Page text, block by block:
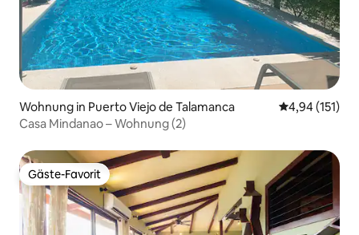
Wohnung in Puerto Viejo de Talamanca
4,94 (151)
Casa Mindanao – Wohnung (2)
Gäste-Favorit
Gäste-Favorit